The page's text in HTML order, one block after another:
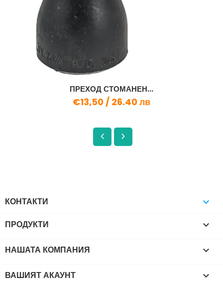
ПРЕХОД СТОМАНЕН...
€13,50 / 26.40 лв
КОНТАКТИ 
ПРОДУКТИ 
НАШАТА КОМПАНИЯ 
ВАШИЯТ АКАУНТ 